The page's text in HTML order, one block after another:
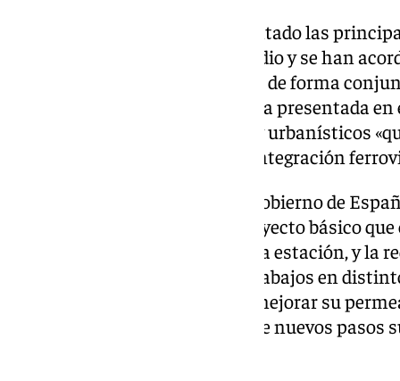
La UTE adjudicataria ha presentado las
marcarán el desarrollo del estudio y se han
técnica que permitirán avanzar de forma
compartido la propuesta técnica presentada
principales enfoques técnicos y urbanísticos
trabajos para definir la futura integración
El contrato, adjudicado por el Gobierno de
comprende la redacción del proyecto básico
ampliación y remodelación de la estación, y la
integración, que detallará los trabajos en
del ferrocarril a la ciudad para mejorar su
parciales de vía, construcción de nuevos